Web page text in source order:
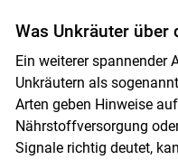
Was Unkräuter über
Ein weiterer spannender
Unkräutern als
Arten geben Hinweise
Nährstoffversorgung
Signale richtig deutet,